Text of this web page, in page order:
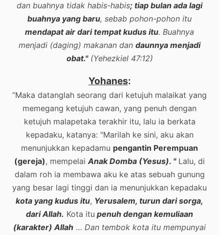
dan buahnya tidak habis-habis; tiap bulan ada lagi
buahnya yang baru, sebab pohon-pohon itu
mendapat air dari tempat kudus itu. Buahnya
menjadi (daging) makanan dan daunnya menjadi
obat."(Yehezkiel 47:12)
Yohanes:
“Maka datanglah seorang dari ketujuh malaikat yang
memegang ketujuh cawan, yang penuh dengan
ketujuh malapetaka terakhir itu, lalu ia berkata
kepadaku, katanya: "Marilah ke sini, aku akan
menunjukkan kepadamu pengantin Perempuan
(gereja), mempelaiAnak Domba (Yesus). "Lalu, di
dalam roh ia membawa aku ke atas sebuah gunung
yang besar lagi tinggi dan ia menunjukkan kepadaku
kota yang kudus itu, Yerusalem, turun dari sorga,
dari Allah. Kota itu penuh dengan kemuliaan
(karakter) Allah … Dan tembok kota itu mempunyai